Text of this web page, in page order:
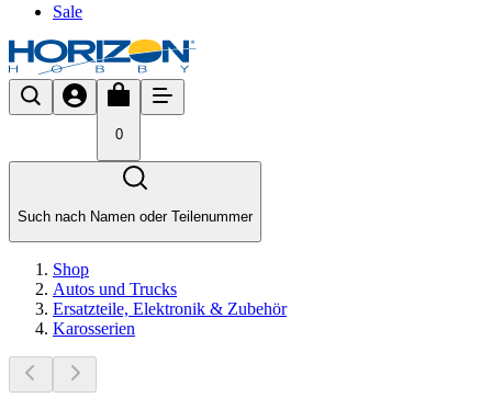
Sale
0
Such nach Namen oder Teilenummer
Shop
Autos und Trucks
Ersatzteile, Elektronik & Zubehör
Karosserien